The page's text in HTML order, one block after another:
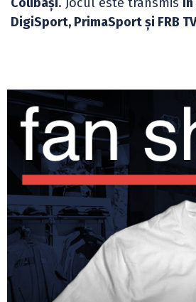
DigiSport, PrimaSport și FRB